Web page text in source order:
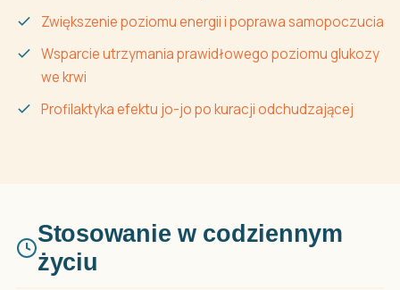
Zwiększenie poziomu energii i poprawa samopoczucia
Wsparcie utrzymania prawidłowego poziomu glukozy
we krwi
Profilaktyka efektu jo-jo po kuracji odchudzającej
Stosowanie w codziennym
życiu